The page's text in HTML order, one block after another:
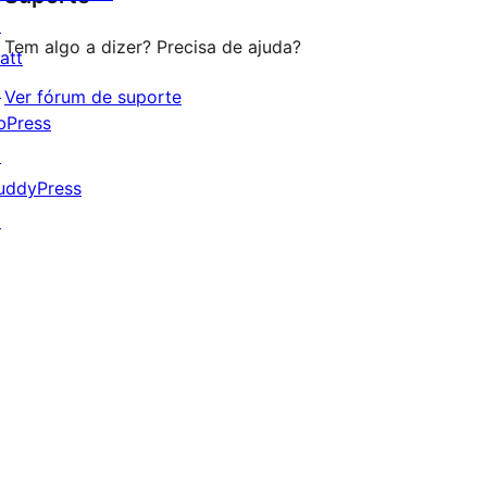
Tem algo a dizer? Precisa de ajuda?
Ver fórum de suporte